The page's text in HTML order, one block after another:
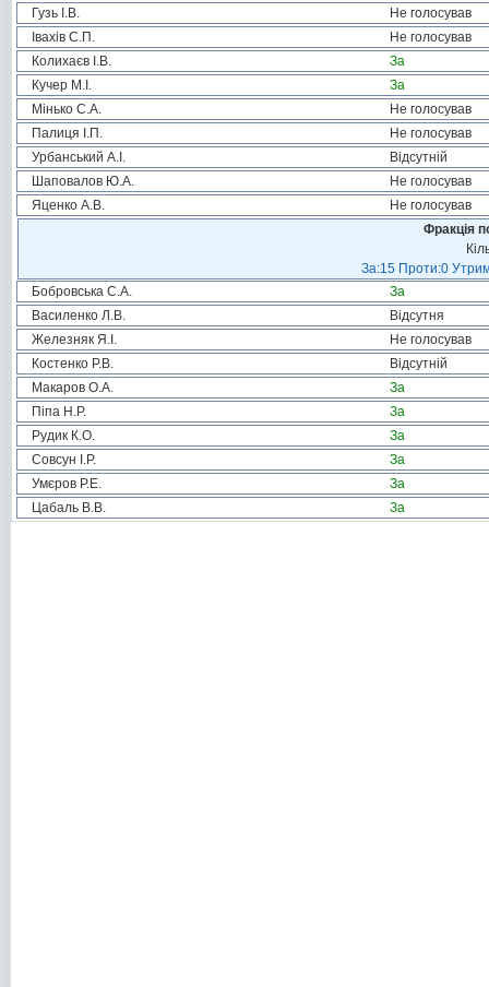
Гузь І.В.
Не голосував
Івахів С.П.
Не голосував
Колихаєв І.В.
За
Кучер М.І.
За
Мінько С.А.
Не голосував
Палиця І.П.
Не голосував
Урбанський А.І.
Відсутній
Шаповалов Ю.А.
Не голосував
Яценко А.В.
Не голосував
Фракція
За:15 Проти:0
Бобровська С.А.
За
Василенко Л.В.
Відсутня
Железняк Я.І.
Не голосував
Костенко Р.В.
Відсутній
Макаров О.А.
За
Піпа Н.Р.
За
Рудик К.О.
За
Совсун І.Р.
За
Умєров Р.Е.
За
Цабаль В.В.
За